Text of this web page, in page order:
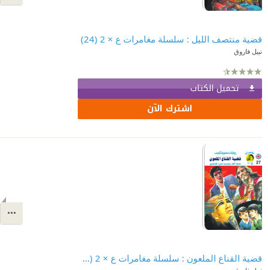
قضية منتصف الليل : سلسلة مغامرات ع × 2 (24)
نبيل فاروق
تحميل الكتاب
اشترك الآن
قضية القناع الملعون : سلسلة مغامرات ع × 2 (27)